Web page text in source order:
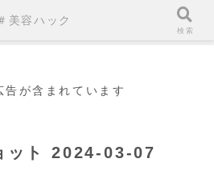
が含まれています
ット 2024-03-07
美容ハック
検索